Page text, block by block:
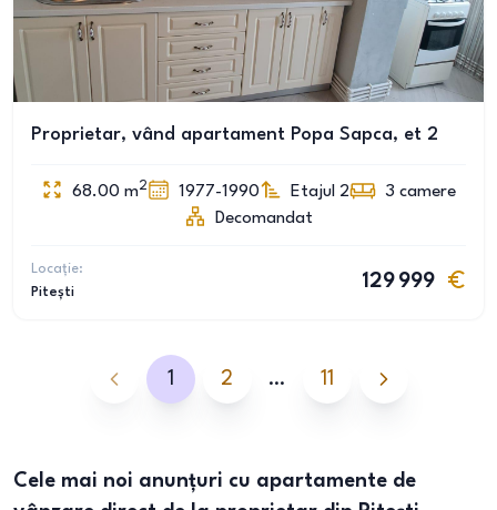
Proprietar, vând apartament Popa Sapca, et 2
68.00 m2 1977-1990 Etajul 2 3 camere
Decomandat
Locație:
Pitești
129 999
1 2 … 11
Cele mai noi anunțuri cu apartamente de